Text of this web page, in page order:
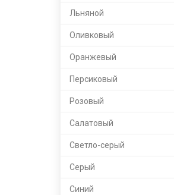
Льняной
Оливковый
Оранжевый
Персиковый
Розовый
Салатовый
Светло-серый
Серый
Синий